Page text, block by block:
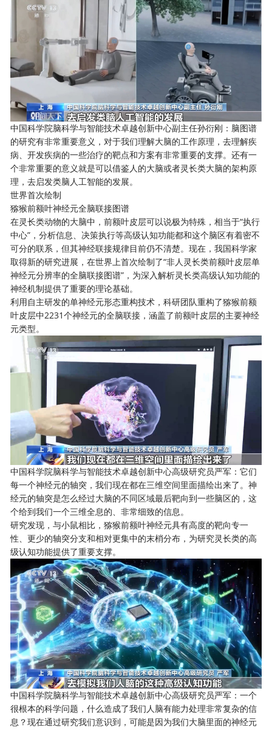
中国科学院脑科学与智能技术卓越创新中心副主任孙衍刚：脑图谱
的研究有非常重要意义，对于我们理解大脑的工作原理，去理解疾
病、开发疾病的一些治疗的靶点和方案有非常重要的支撑。还有一
个非常重要的意义就是可以借鉴人的大脑或者灵长类大脑的架构原
理，去启发类脑人工智能的发展。
世界首次绘制
猕猴前额叶神经元全脑联接图谱
在灵长类动物的大脑中，前额叶皮层可以说极为特殊，相当于“执行
中心”，分析信息、决策执行等高级认知功能都和这个脑区有着密不
可分的联系，但其神经联接规律目前仍不清楚。现在，我国科学家
取得新的研究进展，在世界上首次绘制了“非人灵长类前额叶皮层单
神经元分辨率的全脑联接图谱”，为深入解析灵长类高级认知功能的
神经机制提供了重要的理论基础。
利用自主研发的单神经元形态重构技术，科研团队重构了猕猴前额
叶皮层中2231个神经元的全脑联接，涵盖了前额叶皮层的主要神经
元类型。
中国科学院脑科学与智能技术卓越创新中心高级研究员严军：它们
每一个神经元的轴突，我们现在都在三维空间里面描绘出来了。神
经元的轴突是怎么经过大脑的不同区域最后靶向到一些脑区的，这
个给到我们一个三维全息的、非常细致的信息。
研究发现，与小鼠相比，猕猴前额叶神经元具有高度的靶向专一
性、更少的轴突分支和相对更集中的末梢分布，为研究灵长类的高
级认知功能提供了重要支撑。
中国科学院脑科学与智能技术卓越创新中心高级研究员严军：一个
很根本的科学问题，什么造成了我们人脑有能力处理非常复杂的信
息？现在通过研究我们意识到，可能是因为我们大脑里面的神经元